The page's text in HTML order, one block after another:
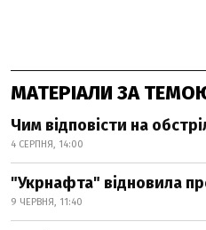
МАТЕРІАЛИ ЗА
Чим відповісти на
4 СЕРПНЯ, 14:00
"Укрнафта" відновила
9 ЧЕРВНЯ, 11:40